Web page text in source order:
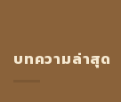
บทความล่าสุด